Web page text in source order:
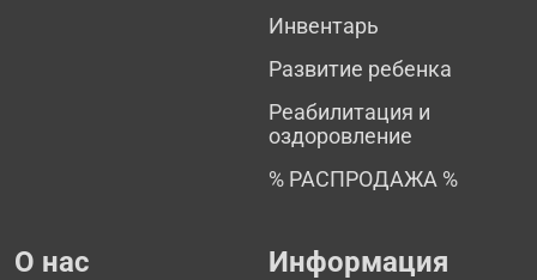
Инвентарь
Развитие ребенка
Реабилитация и
оздоровление
% РАСПРОДАЖА %
О нас Информация